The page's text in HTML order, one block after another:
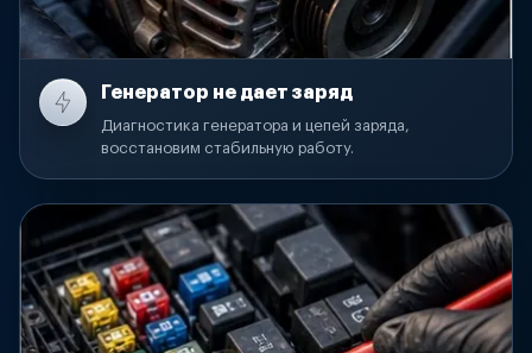
Генератор не дает заряд
Диагностика генератора и цепей заряда,
восстановим стабильную работу.